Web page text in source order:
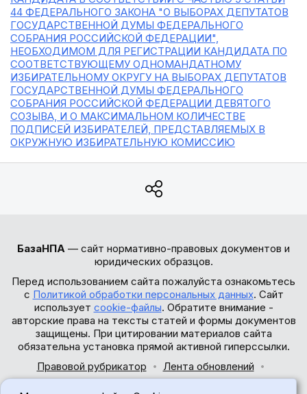
44 ФЕДЕРАЛЬНОГО ЗАКОНА "О ВЫБОРАХ ДЕПУТАТОВ
ГОСУДАРСТВЕННОЙ ДУМЫ ФЕДЕРАЛЬНОГО
СОБРАНИЯ РОССИЙСКОЙ ФЕДЕРАЦИИ",
НЕОБХОДИМОМ ДЛЯ РЕГИСТРАЦИИ КАНДИДАТА ПО
СООТВЕТСТВУЮЩЕМУ ОДНОМАНДАТНОМУ
ИЗБИРАТЕЛЬНОМУ ОКРУГУ НА ВЫБОРАХ ДЕПУТАТОВ
ГОСУДАРСТВЕННОЙ ДУМЫ ФЕДЕРАЛЬНОГО
СОБРАНИЯ РОССИЙСКОЙ ФЕДЕРАЦИИ ДЕВЯТОГО
СОЗЫВА, И О МАКСИМАЛЬНОМ КОЛИЧЕСТВЕ
ПОДПИСЕЙ ИЗБИРАТЕЛЕЙ, ПРЕДСТАВЛЯЕМЫХ В
ОКРУЖНУЮ ИЗБИРАТЕЛЬНУЮ КОМИССИЮ
БазаНПА — сайт нормативно-правовых документов и
юридических образцов.
Перед использованием сайта пожалуйста ознакомьтесь
с Политикой обработки персональных данных. Сайт
использует cookie-файлы. Обратите внимание -
авторские права на тексты статей и формы документов
защищены. При цитировании материалов сайта
обязательна установка прямой активной гиперссылки.
Правовой рубрикатор
Лента обновлений